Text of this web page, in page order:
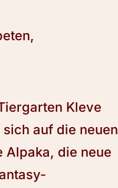
Kleve
auf die neuen
Alpaka, die neue